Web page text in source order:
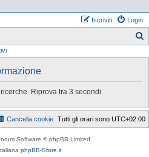
Login
Iscriviti
Riprova tra 3 secondi.
Tutti gli orari sono UTC+02:00
Cancella cookie
Software © phpBB Limited
phpBB-Store.it